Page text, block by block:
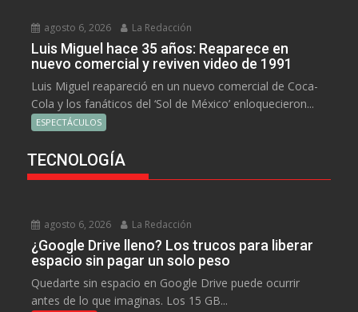
agosto 6, 2026 La Redacción
Luis Miguel hace 35 años: Reaparece en
nuevo comercial y reviven video de 1991
Luis Miguel reapareció en un nuevo comercial de Coca-
Cola y los fanáticos del ‘Sol de México’ enloquecieron...
ESPECTÁCULOS
TECNOLOGÍA
agosto 6, 2026 La Redacción
¿Google Drive lleno? Los trucos para liberar
espacio sin pagar un solo peso
Quedarte sin espacio en Google Drive puede ocurrir
antes de lo que imaginas. Los 15 GB...